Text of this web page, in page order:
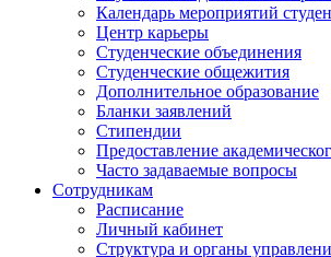
Календарь мероприятий
Центр карьеры
Студенческие объединения
Студенческие общежития
Дополнительное образование
Бланки заявлений
Стипендии
Предоставление
Часто задаваемые вопросы
Сотрудникам
Расписание
Личный кабинет
Структура и органы